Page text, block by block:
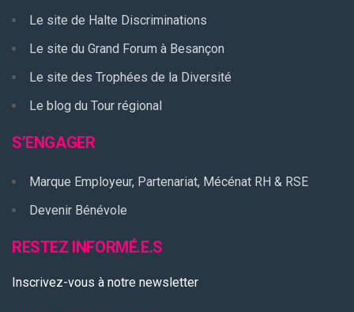
Le site de Halte Discriminations
Le site du Grand Forum à Besançon
Le site des Trophées de la Diversité
Le blog du Tour régional
S’ENGAGER
Marque Employeur, Partenariat, Mécénat RH & RSE
Devenir Bénévole
RESTEZ INFORMÉ.E.S
Inscrivez-vous à notre newsletter